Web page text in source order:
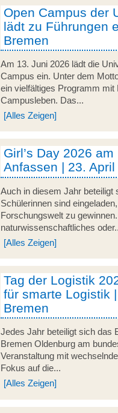
Open Campus der
lädt zu Führungen
Bremen
Am 13. Juni 2026 lädt die
Campus ein. Unter dem
ein vielfältiges Programm
Campusleben. Das...
[Alles Zeigen]
Girl’s Day 2026
Anfassen | 23.
Auch in diesem Jahr beteiligt
Schülerinnen sind
Forschungswelt zu
naturwissenschaftliches
[Alles Zeigen]
Tag der Logistik
für smarte Logistik
Bremen
Jedes Jahr beteiligt sich das
Bremen Oldenburg am
Veranstaltung mit
Fokus auf die...
[Alles Zeigen]